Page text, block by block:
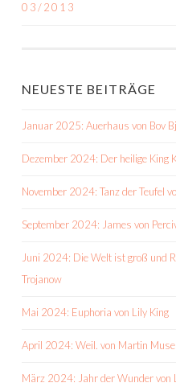
NAVIGATION
03/2013
NEUESTE BEITRÄGE
Januar 2025: Auerhaus von Bov
Dezember 2024: Der heilige King
November 2024: Tanz der Teufel
September 2024: James von
Juni 2024: Die Welt ist groß und
Trojanow
Mai 2024: Euphoria von Lily King
April 2024: Weil. von Martin
März 2024: Jahr der Wunder von